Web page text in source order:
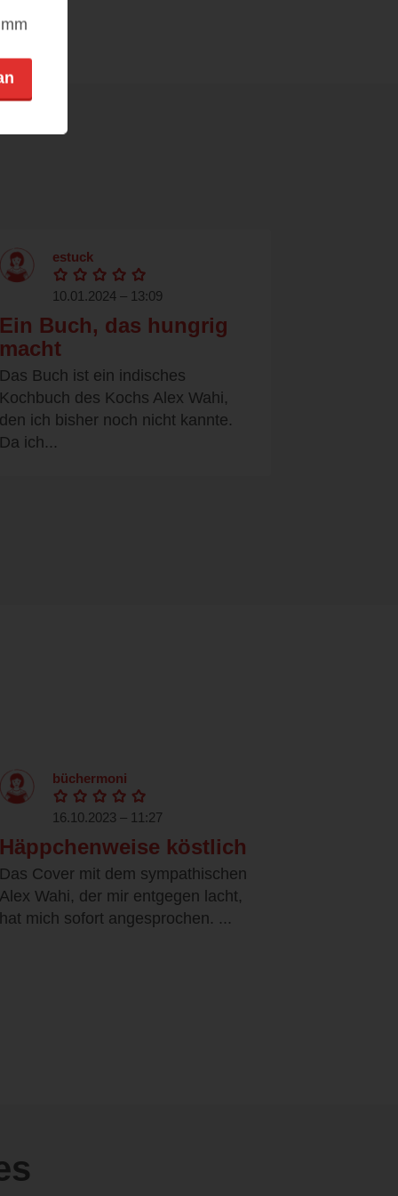
estuck
10.01.2024 – 13:09
Ein Buch, das hungrig
macht
Das Buch ist ein indisches
Kochbuch des Kochs Alex Wahi,
den ich bisher noch nicht kannte.
Da ich...
büchermoni
16.10.2023 – 11:27
Häppchenweise köstlich
Das Cover mit dem sympathischen
Alex Wahi, der mir entgegen lacht,
hat mich sofort angesprochen. ...